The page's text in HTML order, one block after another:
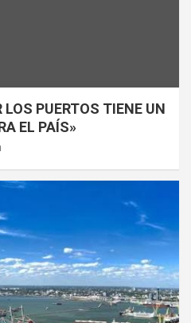
LOS PUERTOS TIENE UN
EL PAÍS»